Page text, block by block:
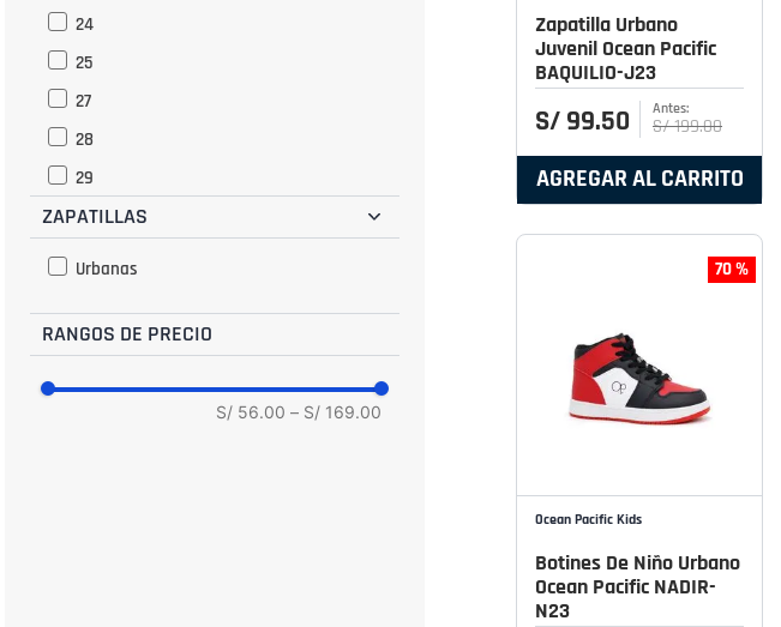
24
25
27
28
29
30
32.5
ZAPATILLAS
Urbanas
RANGOS DE PRECIO
S/ 56.00 – S/ 169.00
Zapatilla Urbano
Juvenil Ocean Pacific
BAQUILIO-J23
S/ 99.50 S/199.00
AGREGAR AL CARRITO
70 %
Ocean Pacific Kids
Botines De Niño Urbano
Ocean Pacific NADIR-
N23